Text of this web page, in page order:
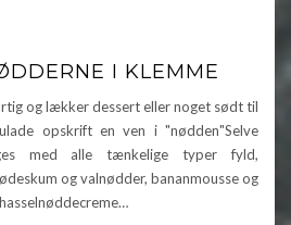
I KLEMME
og lækker dessert eller noget sødt til
opskrift en ven i "nødden"Selve
med alle tænkelige typer fyld,
og valnødder, bananmousse og